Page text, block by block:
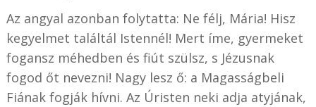
Az angyal azonban folytatta: Ne félj, Mária! Hisz
kegyelmet találtál Istennél! Mert íme, gyermeket
fogansz méhedben és fiút szülsz, s Jézusnak
fogod őt nevezni! Nagy lesz ő: a Magasságbeli
Fiának fogják hívni. Az Úristen neki adja atyjának,